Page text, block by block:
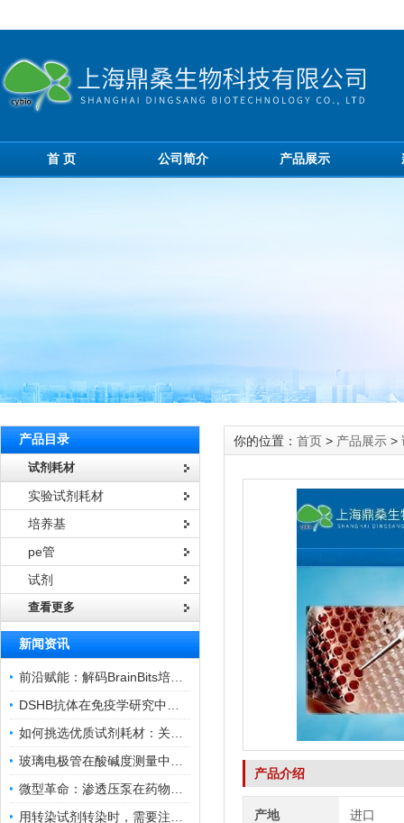
首 页 公司简介 产品展示
产品目录
试剂耗材
实验试剂耗材
培养基
pe管
试剂
查看更多
新闻资讯
你的位置： 首页 > 产品展示 >
产品介绍
产地 进口